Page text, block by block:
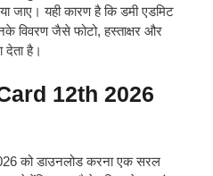
जाए। यही कारण है कि डमी एडमिट
विवरण जैसे फोटो, हस्ताक्षर और
देता है।
12th 2026
को डाउनलोड करना एक सरल